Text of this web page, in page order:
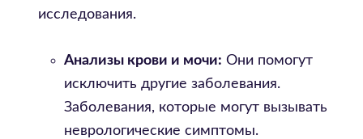
исследования.
Анализы крови и мочи: Они помогут
исключить другие заболевания.
Заболевания, которые могут вызывать
неврологические симптомы.